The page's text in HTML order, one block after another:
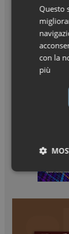
Questo
con la
più